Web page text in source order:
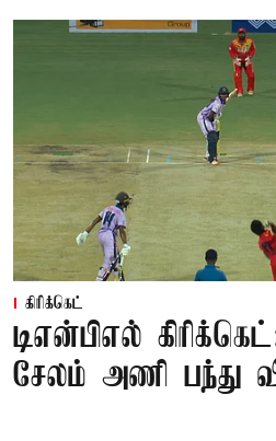
கிரிக்கெட்
டிஎன்பிஎல்
சேலம் அணி பந்து